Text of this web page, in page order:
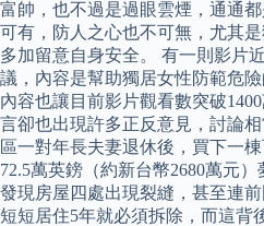
富帥，也不過是過眼雲煙，通通
可有，防人之心也不可無，尤其
多加留意自身安全。 有一則影片
議，內容是幫助獨居女性防範危
內容也讓目前影片觀看數突破
言卻也出現許多正反意見，討論
區一對年長夫妻退休後，買下一
72.5萬英鎊（約新台幣2680萬元
發現房屋四處出現裂縫，甚至連前
短短居住5年就必須拆除，而這背